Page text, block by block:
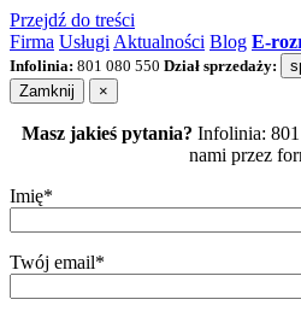
Przejdź do treści
Firma Usługi Aktualności Blog E-
Infolinia: 801 080 550 Dział sprzedaży:
Zamknij
×
Masz jakieś pytania? Infolinia:
nami przez
Imię*
Twój email*